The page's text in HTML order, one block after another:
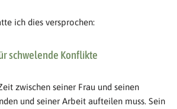
ich dies versprochen:
schwelende Konflikte
zwischen seiner Frau und seinen
und seiner Arbeit aufteilen muss. Sein